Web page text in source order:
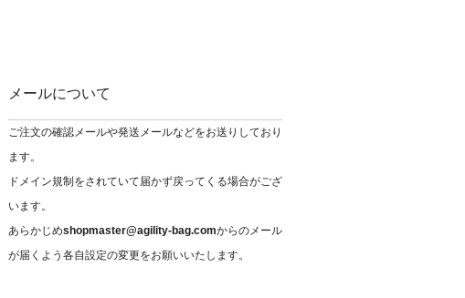
メールについて
ご注文の確認メールや発送メールなどをお送りしており
ます。
ドメイン規制をされていて届かず戻ってくる場合がござ
います。
あらかじめshopmaster@agility-bag.comからのメール
が届くよう各自設定の変更をお願いいたします。